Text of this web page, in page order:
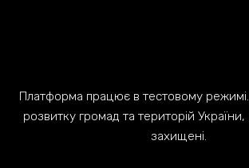
Платформа працює в тестовому режимі.
розвитку громад та територій України,
захищені.